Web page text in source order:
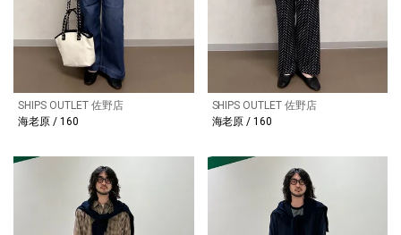
SHIPS OUTLET 佐野店
海老原 / 160
SHIPS OUTLET 佐野店
海老原 / 160